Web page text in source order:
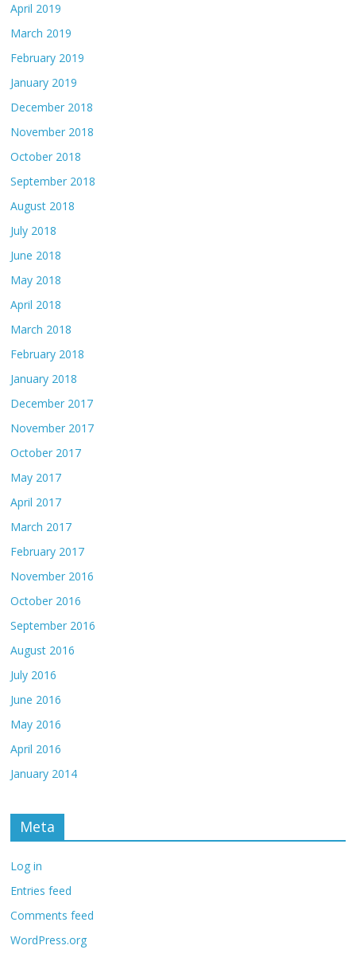
April 2019
March 2019
February 2019
January 2019
December 2018
November 2018
October 2018
September 2018
August 2018
July 2018
June 2018
May 2018
April 2018
March 2018
February 2018
January 2018
December 2017
November 2017
October 2017
May 2017
April 2017
March 2017
February 2017
November 2016
October 2016
September 2016
August 2016
July 2016
June 2016
May 2016
April 2016
January 2014
Meta
Log in
Entries feed
Comments feed
WordPress.org